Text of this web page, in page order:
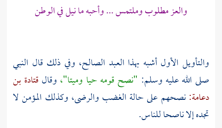
والعز مطلوب وملتمس ... وأحبه ما نيل في الوطن
والتأويل الأول أشبه بهذا العبد الصالح، وفي ذلك قال النبي
صلى الله عليه وسلم: "نصح قومه حيا وميتا"، وقال قتادة بن
دعامة:نصحهم على حالة الغضب والرضى، وكذلك المؤمن لا
تجده إلا ناصحا للناس.